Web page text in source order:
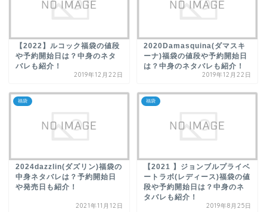
【2022】ルコック福袋の値段
や予約開始日は？中身のネタ
バレも紹介！
2019年12月22日
2020Damasquina(ダマスキ
ーナ)福袋の値段や予約開始日
は？中身のネタバレも紹介！
2019年12月22日
福袋
2024dazzlin(ダズリン)福袋の
中身ネタバレは？予約開始日
や発売日も紹介！
2021年11月12日
福袋
【2021 】ジョンブルプライベ
ートラボ(レディース)福袋の値
段や予約開始日は？中身のネ
タバレも紹介！
2019年8月25日